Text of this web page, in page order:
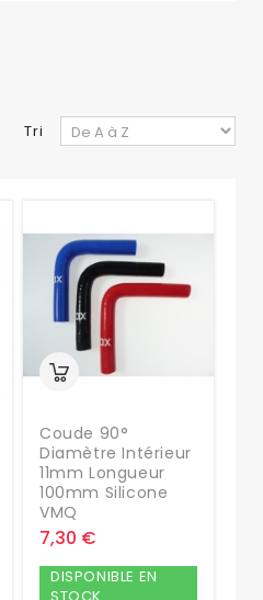
Tri
Coude 90°
Diamètre Intérieur
11mm Longueur
100mm Silicone
VMQ
7,30 €
DISPONIBLE EN